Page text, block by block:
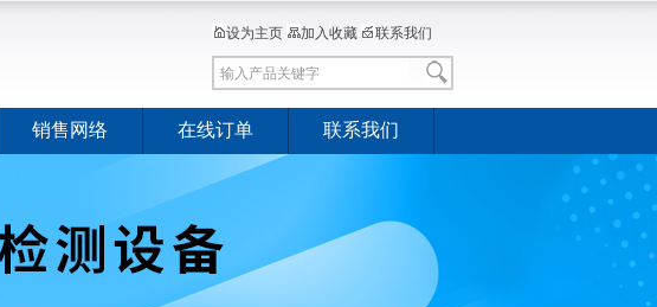
设为主页 加入收藏 联系我们
销售网络 在线订单 联系我们